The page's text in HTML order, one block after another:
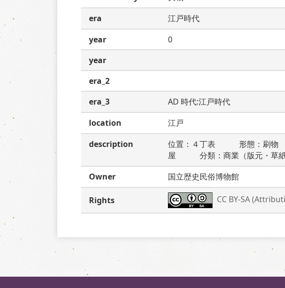
era
江戸時代
year
0
year
era_2
era_3
AD 時代:江戸時代
location
江戸
description
位置：４丁表　　　形態：刷物
屋　　　分類：商業（版元・草
Owner
国立歴史民俗博物館
Rights CC BY-SA